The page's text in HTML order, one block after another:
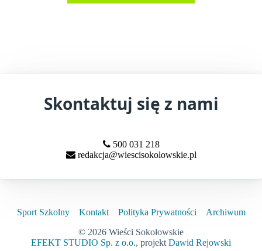
Skontaktuj się z nami
500 031 218
redakcja@wiescisokolowskie.pl
Sport Szkolny Kontakt Polityka Prywatności
Archiwum
© 2026 Wieści Sokołowskie
EFEKT STUDIO Sp. z o.o., projekt Dawid Rejowski